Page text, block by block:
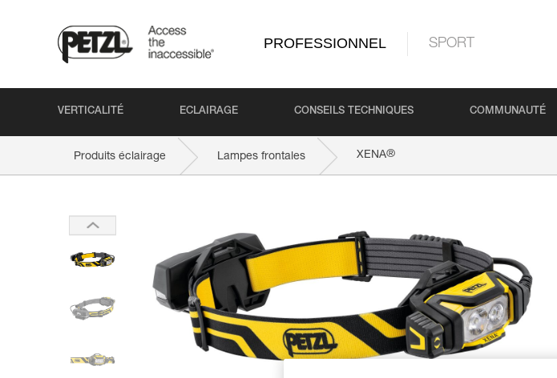
PROFESSIONNEL SPORT
VERTICALITÉ ECLAIRAGE CONSEILS TECHNIQUES COMMUNAUTÉ
Produits éclairage Lampes frontales XENA®